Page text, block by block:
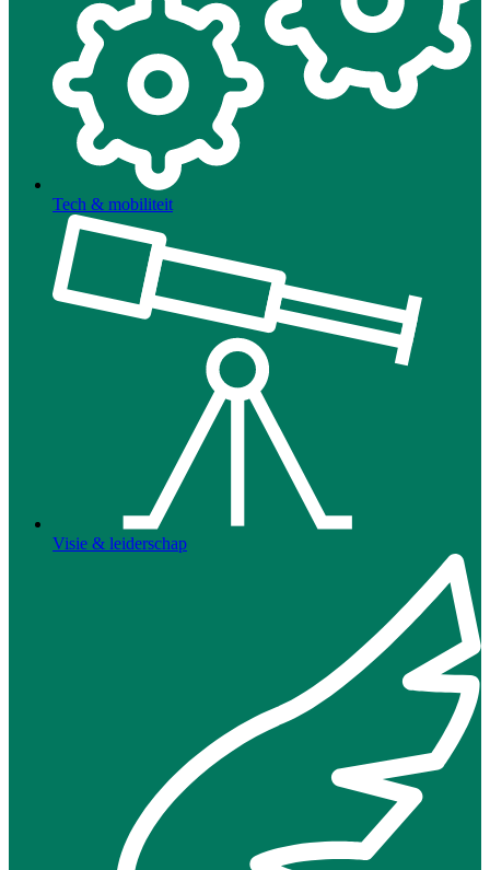
Tech & mobiliteit
Visie & leiderschap